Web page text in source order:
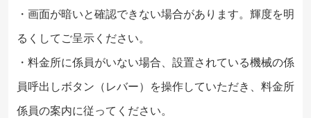
・画面が暗いと確認できない場合があります。輝度を明
るくしてご呈示ください。
・料金所に係員がいない場合、設置されている機械の係
員呼出しボタン（レバー）を操作していただき、料金所
係員の案内に従ってください。